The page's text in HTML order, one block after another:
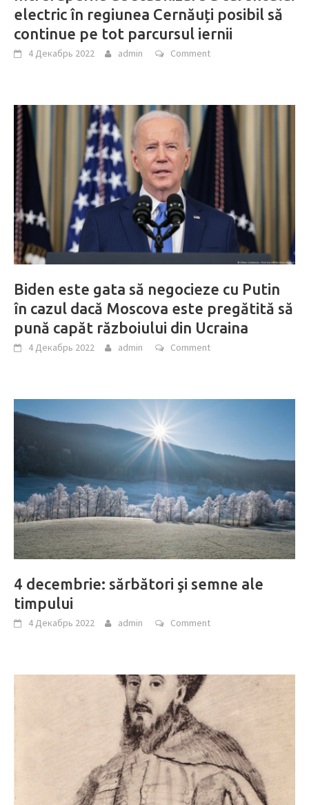
electric în regiunea Cernăuți posibil să
continue pe tot parcursul iernii
4 Декабрь 2022 admin Comment
Biden este gata să negocieze cu Putin
în cazul dacă Moscova este pregătită să
pună capăt războiului din Ucraina
4 Декабрь 2022 admin Comment
4 decembrie: sărbători şi semne ale
timpului
4 Декабрь 2022 admin Comment